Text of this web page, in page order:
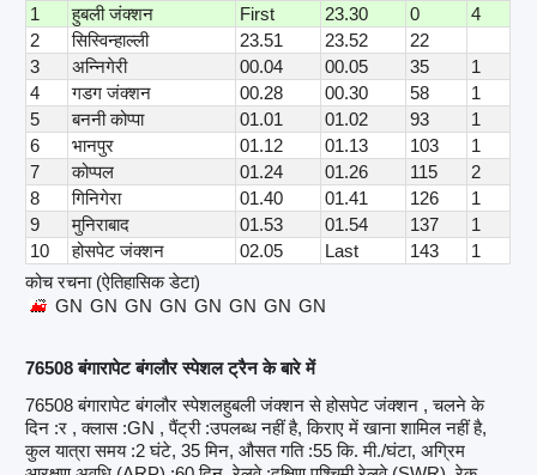
1
हुबली जंक्शन First 23.30 0
4
2
सिस्विन्हाल्ली 23.51 23.52
22
3
अन्निगेरी 00.04 00.05 35
1
4
गडग जंक्शन 00.28 00.30 58
1
5
बननी कोप्पा 01.01 01.02 93
1
6
भानपुर 01.12 01.13 103
1
7
कोप्पल 01.24 01.26 115
2
8
गिनिगेरा 01.40 01.41 126
1
9
मुनिराबाद 01.53 01.54 137
1
10
होसपेट जंक्शन 02.05 Last 143
1
कोच रचना (ऐतिहासिक डेटा)
GN GN GN GN GN GN GN GN
76508 बंगारापेट बंगलौर स्पेशल ट्रैन के बारे में
76508 बंगारापेट बंगलौर स्पेशलहुबली जंक्शन से होसपेट जंक्शन , चलने के
दिन :र , क्लास :GN , पैंट्री :उपलब्ध नहीं है, किराए में खाना शामिल नहीं है,
कुल यात्रा समय :2 घंटे, 35 मिन, औसत गति :55 कि. मी./घंटा, अग्रिम